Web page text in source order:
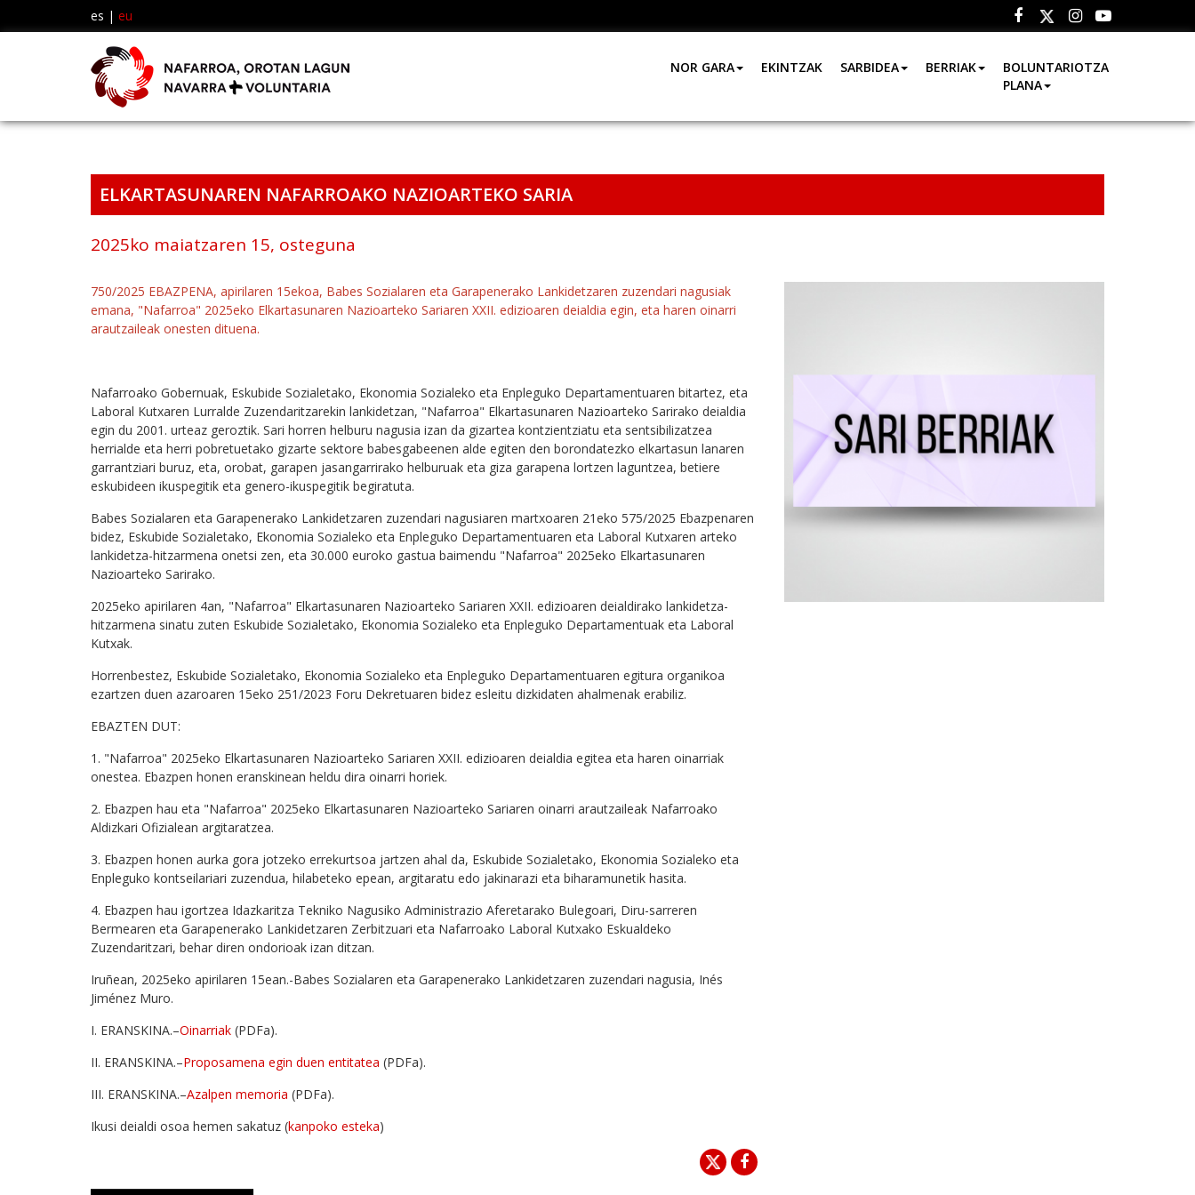
es | eu
Facebook
Twitter
Instagram
Youtube
NOR GARA EKINTZAK SARBIDEA BERRIAK
BOLUNTARIOTZA
PLANA
ELKARTASUNAREN NAFARROAKO NAZIOARTEKO SARIA
2025ko maiatzaren 15, osteguna
750/2025 EBAZPENA, apirilaren 15ekoa, Babes Sozialaren eta Garapenerako Lankidetzaren zuzendari nagusiak
emana, "Nafarroa" 2025eko Elkartasunaren Nazioarteko Sariaren XXII. edizioaren deialdia egin, eta haren oinarri
arautzaileak onesten dituena.
Nafarroako Gobernuak, Eskubide Sozialetako, Ekonomia Sozialeko eta Enpleguko Departamentuaren bitartez, eta
Laboral Kutxaren Lurralde Zuzendaritzarekin lankidetzan, "Nafarroa" Elkartasunaren Nazioarteko Sarirako deialdia
egin du 2001. urteaz geroztik. Sari horren helburu nagusia izan da gizartea kontzientziatu eta sentsibilizatzea
herrialde eta herri pobretuetako gizarte sektore babesgabeenen alde egiten den borondatezko elkartasun lanaren
garrantziari buruz, eta, orobat, garapen jasangarrirako helburuak eta giza garapena lortzen laguntzea, betiere
eskubideen ikuspegitik eta genero-ikuspegitik begiratuta.
Babes Sozialaren eta Garapenerako Lankidetzaren zuzendari nagusiaren martxoaren 21eko 575/2025 Ebazpenaren
bidez, Eskubide Sozialetako, Ekonomia Sozialeko eta Enpleguko Departamentuaren eta Laboral Kutxaren arteko
lankidetza-hitzarmena onetsi zen, eta 30.000 euroko gastua baimendu "Nafarroa" 2025eko Elkartasunaren
Nazioarteko Sarirako.
2025eko apirilaren 4an, "Nafarroa" Elkartasunaren Nazioarteko Sariaren XXII. edizioaren deialdirako lankidetza-
hitzarmena sinatu zuten Eskubide Sozialetako, Ekonomia Sozialeko eta Enpleguko Departamentuak eta Laboral
Kutxak.
Horrenbestez, Eskubide Sozialetako, Ekonomia Sozialeko eta Enpleguko Departamentuaren egitura organikoa
ezartzen duen azaroaren 15eko 251/2023 Foru Dekretuaren bidez esleitu dizkidaten ahalmenak erabiliz.
EBAZTEN DUT:
1. "Nafarroa" 2025eko Elkartasunaren Nazioarteko Sariaren XXII. edizioaren deialdia egitea eta haren oinarriak
onestea. Ebazpen honen eranskinean heldu dira oinarri horiek.
2. Ebazpen hau eta "Nafarroa" 2025eko Elkartasunaren Nazioarteko Sariaren oinarri arautzaileak Nafarroako
Aldizkari Ofizialean argitaratzea.
3. Ebazpen honen aurka gora jotzeko errekurtsoa jartzen ahal da, Eskubide Sozialetako, Ekonomia Sozialeko eta
Enpleguko kontseilariari zuzendua, hilabeteko epean, argitaratu edo jakinarazi eta biharamunetik hasita.
4. Ebazpen hau igortzea Idazkaritza Tekniko Nagusiko Administrazio Aferetarako Bulegoari, Diru-sarreren
Bermearen eta Garapenerako Lankidetzaren Zerbitzuari eta Nafarroako Laboral Kutxako Eskualdeko
Zuzendaritzari, behar diren ondorioak izan ditzan.
Iruñean, 2025eko apirilaren 15ean.-Babes Sozialaren eta Garapenerako Lankidetzaren zuzendari nagusia, Inés
Jiménez Muro.
I. ERANSKINA.–Oinarriak (PDFa).
II. ERANSKINA.–Proposamena egin duen entitatea (PDFa).
III. ERANSKINA.–Azalpen memoria (PDFa).
Ikusi deialdi osoa hemen sakatuz (kanpoko esteka)